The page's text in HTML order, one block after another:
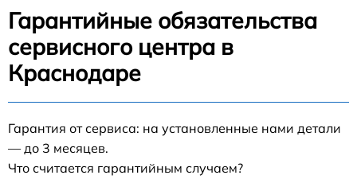
Гарантийные обязательства
сервисного центра в
Краснодаре
Гарантия от сервиса: на установленные нами детали
— до 3 месяцев.
Что считается гарантийным случаем?